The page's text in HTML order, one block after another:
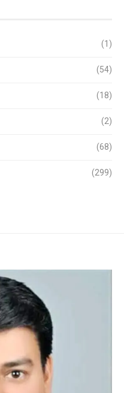
(1)
(54)
(18)
(2)
(68)
(299)